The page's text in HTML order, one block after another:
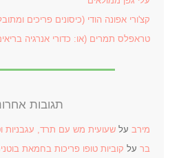
קצ'ורי אפונה הודי (כיסונים פריכים
טראפלס תמרים (או: כדורי אנרגיה
תגובות
מירב עלשעועית מש עם תרד, עגבניות
בר על קוביות טופו פריכות בחמאת